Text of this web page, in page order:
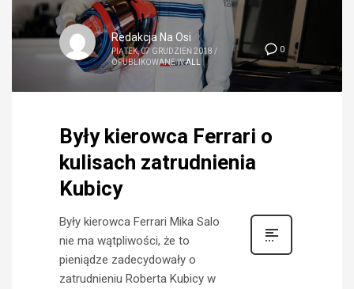
0
Redakcja Na Osi
PIĄTEK, 07 GRUDZIEŃ 2018 /
OPUBLIKOWANE WALL
Były kierowca Ferrari o
kulisach zatrudnienia
Kubicy
Były kierowca Ferrari Mika Salo
nie ma wątpliwości, że to
pieniądze zadecydowały o
zatrudnieniu Roberta Kubicy w